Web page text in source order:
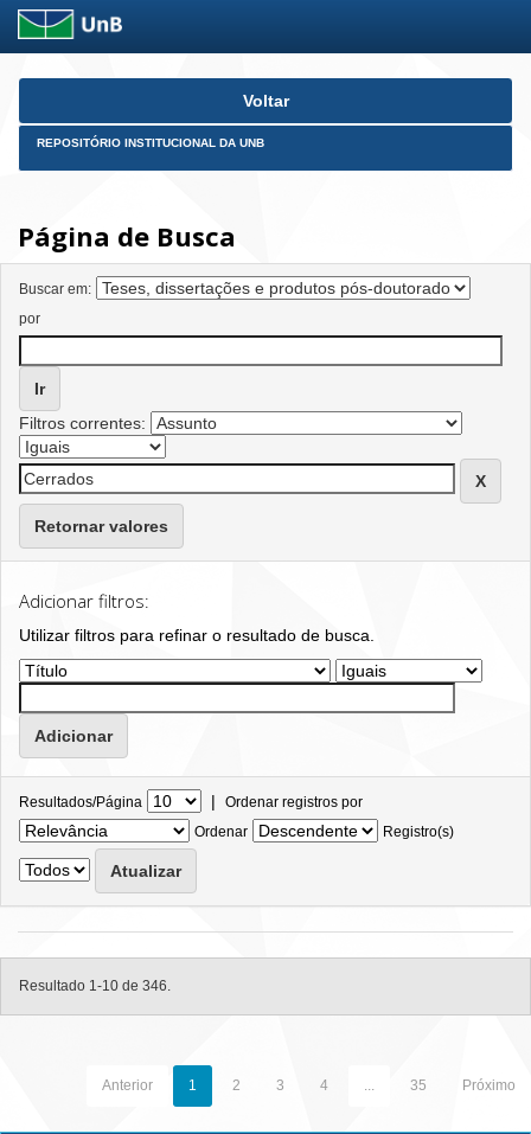
Skip
Voltar
REPOSITÓRIO INSTITUCIONAL DA UNB
Página de Busca
Buscar em:
por
Filtros correntes:
Retornar valores
Adicionar filtros:
Utilizar filtros para refinar o resultado de busca.
Resultados/Página | Ordenar registros por
Ordenar
Registro(s)
Resultado 1-10 de 346.
Anterior 1 2 3 4 ... 35 Próximo